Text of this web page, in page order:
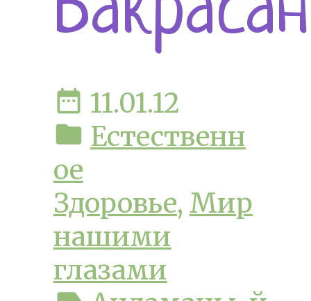
date_range 11.01.12
folder Естественн
ое
Здоровье, Мир
нашими
глазами